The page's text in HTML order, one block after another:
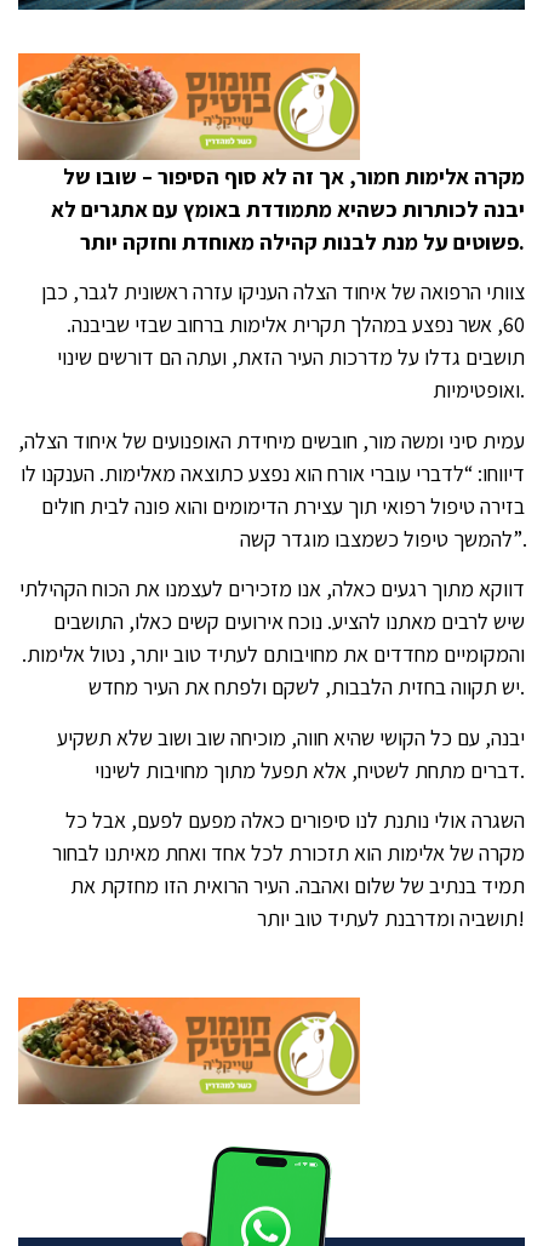
מקרה אלימות חמור, אך זה לא סוף הסיפור – שובו של
יבנה לכותרות כשהיא מתמודדת באומץ עם אתגרים לא
פשוטים על מנת לבנות קהילה מאוחדת וחזקה יותר.
צוותי הרפואה של איחוד הצלה העניקו עזרה ראשונית לגבר, כבן
60, אשר נפצע במהלך תקרית אלימות ברחוב שבזי שביבנה.
תושבים גדלו על מדרכות העיר הזאת, ועתה הם דורשים שינוי
ואופטימיות.
עמית סיני ומשה מור, חובשים מיחידת האופנועים של איחוד הצלה,
דיווחו: “לדברי עוברי אורח הוא נפצע כתוצאה מאלימות. הענקנו לו
בזירה טיפול רפואי תוך עצירת הדימומים והוא פונה לבית חולים
להמשך טיפול כשמצבו מוגדר קשה”.
דווקא מתוך רגעים כאלה, אנו מזכירים לעצמנו את הכוח הקהילתי
שיש לרבים מאתנו להציע. נוכח אירועים קשים כאלו, התושבים
והמקומיים מחדדים את מחויבותם לעתיד טוב יותר, נטול אלימות.
יש תקווה בחזית הלבבות, לשקם ולפתח את העיר מחדש.
יבנה, עם כל הקושי שהיא חווה, מוכיחה שוב ושוב שלא תשקיע
דברים מתחת לשטיח, אלא תפעל מתוך מחויבות לשינוי.
השגרה אולי נותנת לנו סיפורים כאלה מפעם לפעם, אבל כל
מקרה של אלימות הוא תזכורת לכל אחד ואחת מאיתנו לבחור
תמיד בנתיב של שלום ואהבה. העיר הרואית הזו מחזקת את
תושביה ומדרבנת לעתיד טוב יותר!